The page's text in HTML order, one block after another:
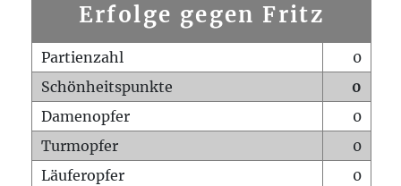
Erfolge gegen Fritz
Partienzahl
0
Schönheitspunkte
0
Damenopfer
0
Turmopfer
0
Läuferopfer
0